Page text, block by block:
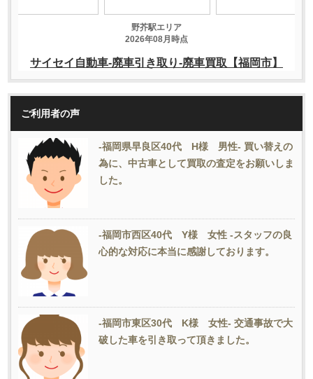
ご利用者の声
-福岡県早良区40代 H様 男性- 買い替えの
為に、中古車として買取の査定をお願いしま
した。
-福岡市西区40代 Y様 女性 -スタッフの良
心的な対応に本当に感謝しております。
-福岡市東区30代 K様 女性- 交通事故で大
破した車を引き取って頂きました。